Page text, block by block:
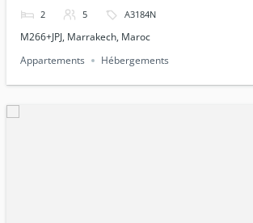
2 5 A3184N
M266+JPJ, Marrakech, Maroc
Appartements
Hébergements